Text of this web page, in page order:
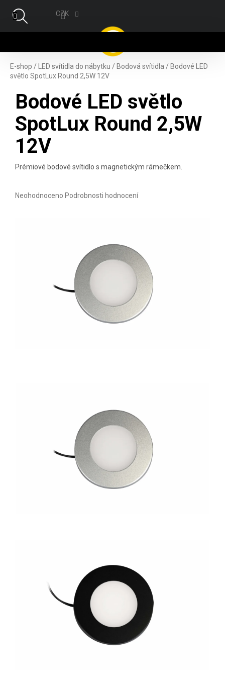
CZK
E-shop / LED svítidla do nábytku / Bodová svítidla / Bodové LED
světlo SpotLux Round 2,5W 12V
Bodové LED světlo
SpotLux Round 2,5W
12V
Prémiové bodové svítidlo s magnetickým rámečkem.
Průměrné hodnocení produktu je 0,0 z 5 hvězdiček.
Neohodnoceno Podrobnosti hodnocení